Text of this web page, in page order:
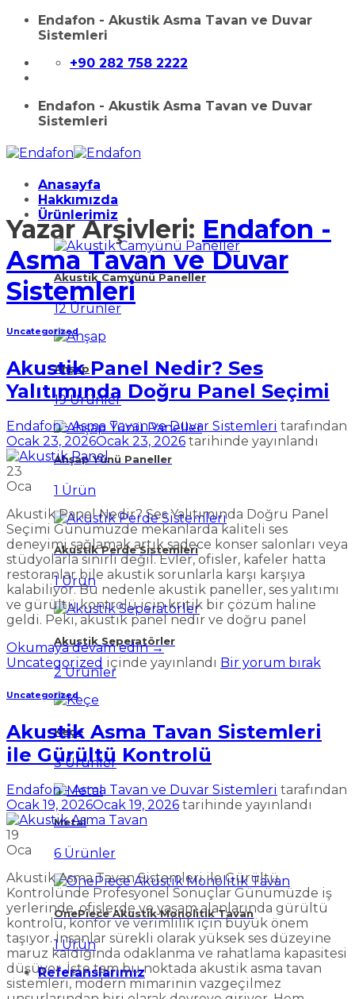
İçeriğeEndafon - Akustik Asma Tavan ve Duvar
Sistemleri
+90 282 758 2222
Endafon - Akustik Asma Tavan ve Duvar
Sistemleri
Anasayfa
Hakkımızda
Ürünlerimiz
Akustik Camyünü Paneller
12 Ürünler
Ahşap
19 Ürünler
Ahşap Yünü Paneller
1 Ürün
Akustik Perde Sistemleri
1 Ürün
Akustik Seperatörler
2 Ürünler
Keçe
3 Ürünler
Metal
6 Ürünler
OnePiece Akustik Monolitik Tavan
1 Ürün
Referanslarımız
Yazar Arşivleri: Endafon -
Asma Tavan ve Duvar
Sistemleri
Uncategorized
Akustik Panel Nedir? Ses
Yalıtımında Doğru Panel Seçimi
Endafon - Asma Tavan ve Duvar Sistemleri tarafından
Ocak 23, 2026Ocak 23, 2026 tarihinde yayınlandı
23
Oca
Akustik Panel Nedir? Ses Yalıtımında Doğru Panel
Seçimi Günümüzde mekanlarda kaliteli ses
deneyimi sağlamak artık sadece konser salonları veya
stüdyolarla sınırlı değil. Evler, ofisler, kafeler hatta
restoranlar bile akustik sorunlarla karşı karşıya
kalabiliyor. Bu nedenle akustik paneller, ses yalıtımı
ve gürültü kontrolü için kritik bir çözüm haline
geldi. Peki, akustik panel nedir ve doğru panel
Okumaya devam edin→
Uncategorized içinde yayınlandı Bir yorum bırak
Uncategorized
Akustik Asma Tavan Sistemleri
ile Gürültü Kontrolü
Endafon - Asma Tavan ve Duvar Sistemleri tarafından
Ocak 19, 2026Ocak 19, 2026 tarihinde yayınlandı
19
Oca
Akustik Asma Tavan Sistemleri ile Gürültü
Kontrolünde Profesyonel Sonuçlar Günümüzde iş
yerlerinde, ofislerde ve yaşam alanlarında gürültü
kontrolü, konfor ve verimlilik için büyük önem
taşıyor. İnsanlar sürekli olarak yüksek ses düzeyine
maruz kaldığında odaklanma ve rahatlama kapasitesi
düşüyor. İşte tam bu noktada akustik asma tavan
sistemleri, modern mimarinin vazgeçilmez